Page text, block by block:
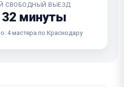
СВОБОДНЫЙ ВЫЕЗД
32 минуты
4 мастера по Краснодару